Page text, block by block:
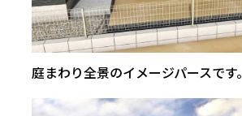
庭まわり全景のイメージパースです。